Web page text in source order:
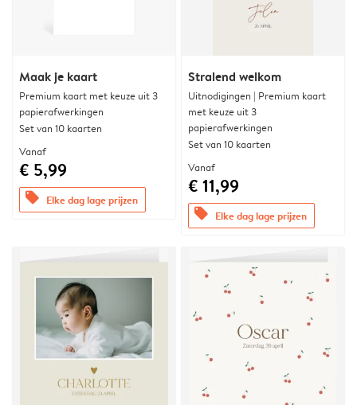
Maak je kaart
Premium kaart met keuze uit 3
papierafwerkingen
Set van 10 kaarten
Vanaf
€ 5,99
offers Elke dag lage prijzen
Stralend welkom
Uitnodigingen | Premium kaart
met keuze uit 3
papierafwerkingen
Set van 10 kaarten
Vanaf
€ 11,99
offers Elke dag lage prijzen